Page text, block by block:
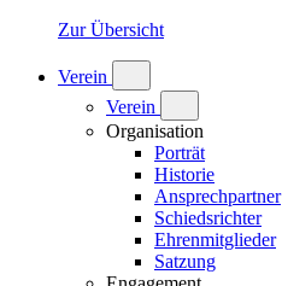
Zur Übersicht
Verein
Verein
Organisation
Porträt
Historie
Ansprechpartner
Schiedsrichter
Ehrenmitglieder
Satzung